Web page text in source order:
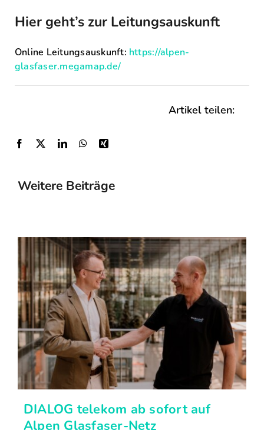
Hier geht’s zur Leitungsauskunft
Online Leitungsauskunft: https://alpen-
glasfaser.megamap.de/
Artikel teilen:
Weitere Beiträge
DIALOG telekom ab sofort auf
Alpen Glasfaser-Netz